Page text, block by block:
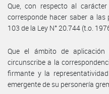
Que, con respecto al
corresponde hacer saber a
103 de la Ley N° 20.744 (t.o.
Que el ámbito de aplicación
circunscribe a la
firmante y la
emergente de su personería